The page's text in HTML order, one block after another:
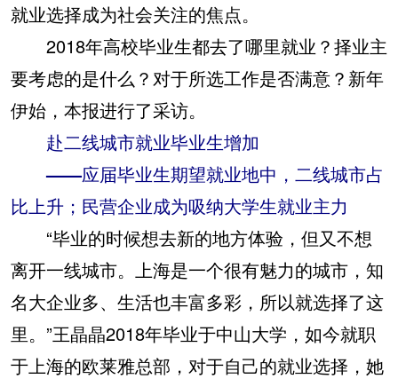
就业选择成为社会关注的焦点。
2018年高校毕业生都去了哪里就业？择业主
要考虑的是什么？对于所选工作是否满意？新年
伊始，本报进行了采访。
赴二线城市就业毕业生增加
——应届毕业生期望就业地中，二线城市占
比上升；民营企业成为吸纳大学生就业主力
“毕业的时候想去新的地方体验，但又不想
离开一线城市。上海是一个很有魅力的城市，知
名大企业多、生活也丰富多彩，所以就选择了这
里。”王晶晶2018年毕业于中山大学，如今就职
于上海的欧莱雅总部，对于自己的就业选择，她